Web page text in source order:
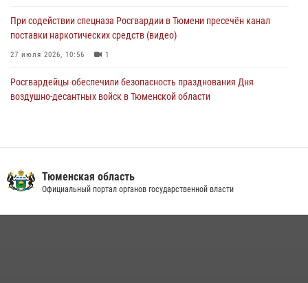
При содействии спецназа Росгвардии в Тюмени пресечён канал
поставки наркотических средств (видео)
27 июля 2026, 10:56 1
Росгвардейцы обеспечили безопасность празднования Дня
воздушно-десантных войск в Тюменской области
10 июля 2026, 11:46 7
вневедомственной охраны Росгвардии за первое полугодие 2026
Тюменская область
Официальный портал органов государственной власти